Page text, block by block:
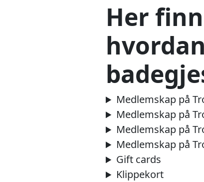
Her
Medlemskap på
Medlemskap på
Medlemskap på
Medlemskap på
Gift cards
Klippekort